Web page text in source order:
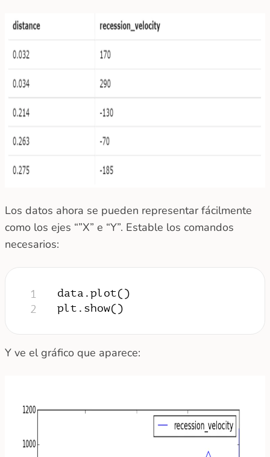
Los datos ahora se pueden representar fácilmente
como los ejes “”X” e “Y”. Estable los comandos
necesarios:
1
2
data.plot()
plt.show()
Y ve el gráfico que aparece: